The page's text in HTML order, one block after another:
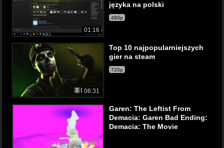
01:16
języka na polski
480p
06:31
Top 10 najpopularniejszych
gier na steam
720p
Garen: The Leftist From
Demacia: Garen Bad Ending:
Demacia: The Movie